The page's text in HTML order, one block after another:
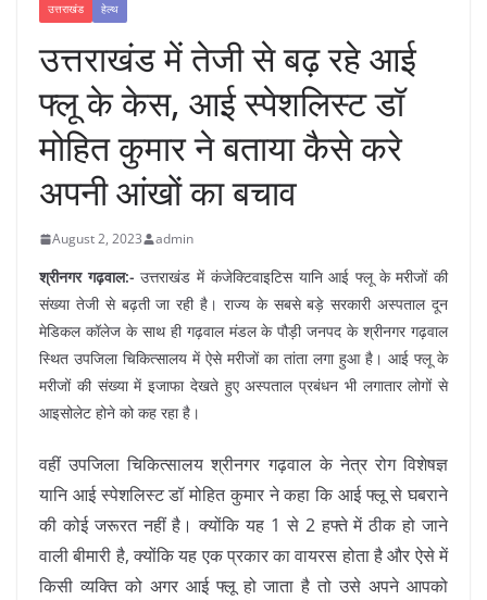
उत्तराखंड हेल्थ
उत्तराखंड में तेजी से बढ़ रहे आई
फ्लू के केस, आई स्पेशलिस्ट डॉ
मोहित कुमार ने बताया कैसे करे
अपनी आंखों का बचाव
August 2, 2023 admin
श्रीनगर गढ़वाल:- उत्तराखंड में कंजेक्टिवाइटिस यानि आई फ्लू के मरीजों की
संख्या तेजी से बढ़ती जा रही है। राज्य के सबसे बड़े सरकारी अस्पताल दून
मेडिकल कॉलेज के साथ ही गढ़वाल मंडल के पौड़ी जनपद के श्रीनगर गढ़वाल
स्थित उपजिला चिकित्सालय में ऐसे मरीजों का तांता लगा हुआ है। आई फ्लू के
मरीजों की संख्या में इजाफा देखते हुए अस्पताल प्रबंधन भी लगातार लोगों से
आइसोलेट होने को कह रहा है।
वहीं उपजिला चिकित्सालय श्रीनगर गढ़वाल के नेत्र रोग विशेषज्ञ
यानि आई स्पेशलिस्ट डॉ मोहित कुमार ने कहा कि आई फ्लू से घबराने
की कोई जरूरत नहीं है। क्योंकि यह 1 से 2 हफ्ते में ठीक हो जाने
वाली बीमारी है, क्योंकि यह एक प्रकार का वायरस होता है और ऐसे में
किसी व्यक्ति को अगर आई फ्लू हो जाता है तो उसे अपने आपको